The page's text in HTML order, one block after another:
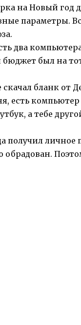
на Новый год
параметры.
два
бюджет был на
бланк от
есть
а тебе
получил личное
обрадован.